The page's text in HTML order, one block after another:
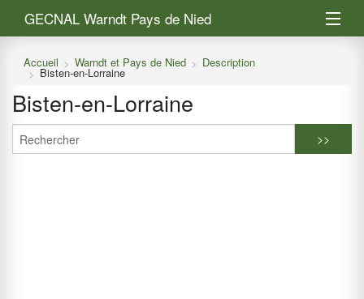
GECNAL Warndt Pays de Nied
L’association
Warndt et Pays de Nied
Saisir mes observations
Accueil Warndt et Pays de Nied Description
Bisten-en-Lorraine
Bisten-en-Lorraine